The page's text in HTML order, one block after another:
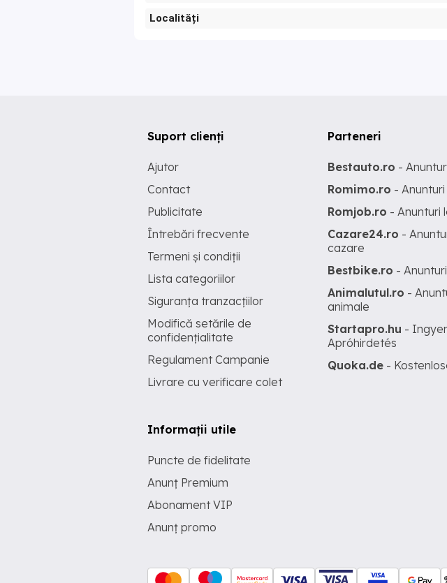
Localități
Suport clienți
Ajutor
Contact
Publicitate
Întrebări frecvente
Termeni și condiții
Lista categoriilor
Siguranța tranzacțiilor
Modifică setările de
confidențialitate
Regulament Campanie
Livrare cu verificare colet
Informații utile
Puncte de fidelitate
Anunț Premium
Abonament VIP
Anunț promo
Parteneri
Bestauto.ro -
Romimo.ro -
Romjob.ro - Anunturi
Cazare24.ro -
cazare
Bestbike.ro -
Animalutul.ro -
animale
Startapro.hu -
Apróhirdetés
Quoka.de -